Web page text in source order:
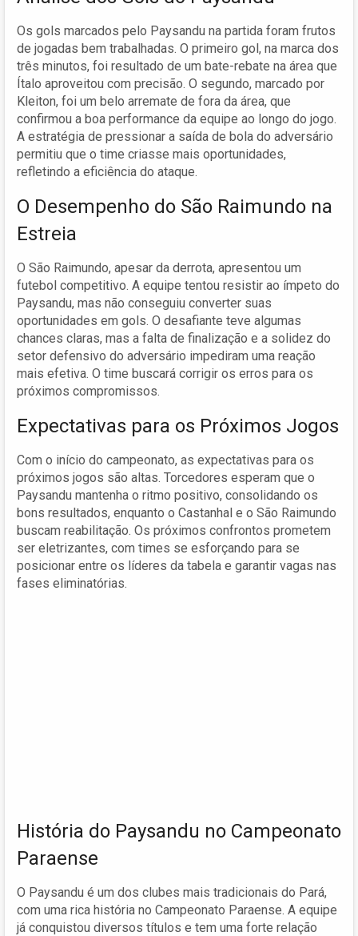
Os gols marcados pelo Paysandu na partida foram frutos
de jogadas bem trabalhadas. O primeiro gol, na marca dos
três minutos, foi resultado de um bate-rebate na área que
Ítalo aproveitou com precisão. O segundo, marcado por
Kleiton, foi um belo arremate de fora da área, que
confirmou a boa performance da equipe ao longo do jogo.
A estratégia de pressionar a saída de bola do adversário
permitiu que o time criasse mais oportunidades,
refletindo a eficiência do ataque.
O Desempenho do São Raimundo na
Estreia
O São Raimundo, apesar da derrota, apresentou um
futebol competitivo. A equipe tentou resistir ao ímpeto do
Paysandu, mas não conseguiu converter suas
oportunidades em gols. O desafiante teve algumas
chances claras, mas a falta de finalização e a solidez do
setor defensivo do adversário impediram uma reação
mais efetiva. O time buscará corrigir os erros para os
próximos compromissos.
Expectativas para os Próximos Jogos
Com o início do campeonato, as expectativas para os
próximos jogos são altas. Torcedores esperam que o
Paysandu mantenha o ritmo positivo, consolidando os
bons resultados, enquanto o Castanhal e o São Raimundo
buscam reabilitação. Os próximos confrontos prometem
ser eletrizantes, com times se esforçando para se
posicionar entre os líderes da tabela e garantir vagas nas
fases eliminatórias.
História do Paysandu no Campeonato
Paraense
O Paysandu é um dos clubes mais tradicionais do Pará,
com uma rica história no Campeonato Paraense. A equipe
já conquistou diversos títulos e tem uma forte relação